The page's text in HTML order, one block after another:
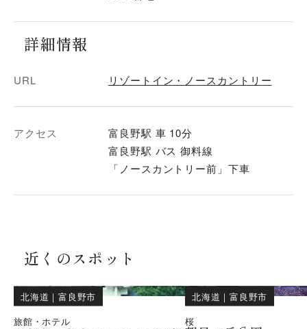
詳細情報
URL リゾートイン・ノースカントリー
アクセス
富良野駅 車 10分
富良野駅 バス 御料線
「ノースカントリー前」下車
近くのスポット
北海道 ｜富良野市
旅館・ホテル
北海道 ｜富良野市
桜